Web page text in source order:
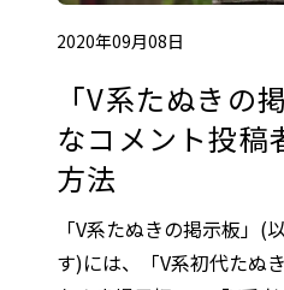
2020年09月08日
「V系たぬきの
なコメント投稿
方法
「V系たぬきの掲示板」(
す)には、「V系初代たぬ